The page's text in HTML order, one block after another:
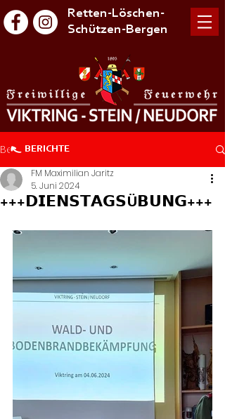
Retten-Löschen-
Schützen-Bergen
Beitrag
+++𝗗𝗜𝗘𝗡𝗦𝗧𝗔𝗚𝗦Ü𝗕𝗨𝗡𝗚+++
FM Maximilian Jaritz
5. Juni 2024
BERICHTE